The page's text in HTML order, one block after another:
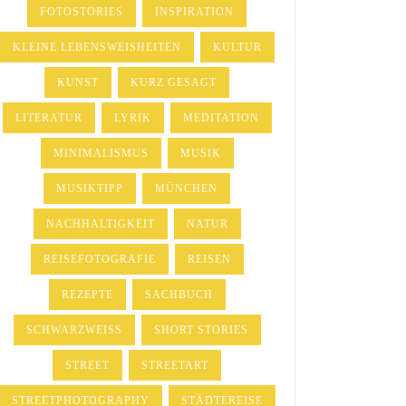
FOTOSTORIES INSPIRATION
KLEINE LEBENSWEISHEITEN KULTUR
KUNST KURZ GESAGT
LITERATUR LYRIK MEDITATION
MINIMALISMUS MUSIK
MUSIKTIPP MÜNCHEN
NACHHALTIGKEIT NATUR
REISEFOTOGRAFIE REISEN
REZEPTE SACHBUCH
SCHWARZWEISS SHORT STORIES
STREET STREETART
STREETPHOTOGRAPHY STÄDTEREISE